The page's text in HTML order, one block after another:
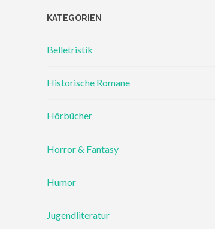
KATEGORIEN
Belletristik
Historische Romane
Hörbücher
Horror & Fantasy
Humor
Jugendliteratur